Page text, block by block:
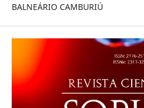
BALNEÁRIO CAMBURIÚ